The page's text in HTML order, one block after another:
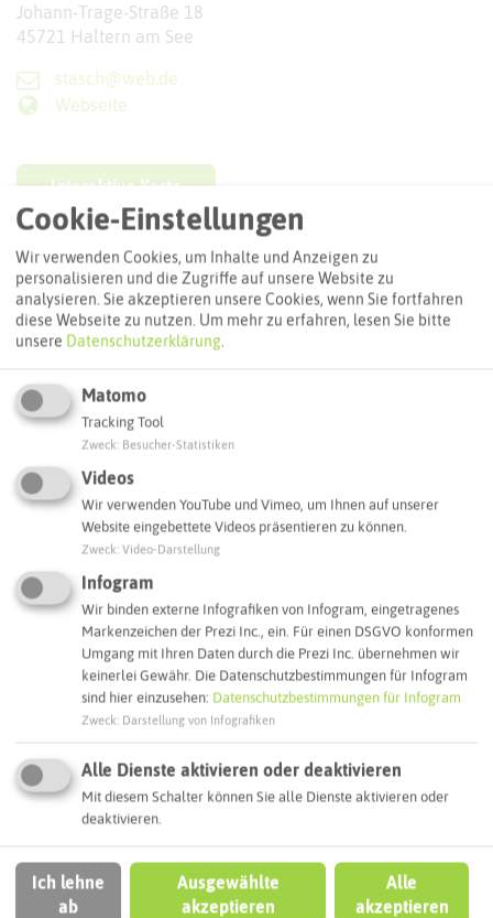
Johann-Trage-Straße 18
45721 Haltern am See
stasch@web.de
Webseite
Interaktive Karte
Routenplanung zum Ziel:
ÖPNV-Route finden
Autoroute finden
ATTRAKTIONEN IN DER UMGEBUNG
Was ihr hier noch erleben könnt
HALTERN AM SEE
Halterner Druckwerkstatt
Cookie-Einstellungen
Wir verwenden Cookies, um Inhalte und Anzeigen zu
personalisieren und die Zugriffe auf unsere Website zu
analysieren. Sie akzeptieren unsere Cookies, wenn Sie fortfahren
diese Webseite zu nutzen. Um mehr zu erfahren, lesen Sie bitte
unsere Datenschutzerklärung.
Matomo
Tracking Tool
Zweck Besucher-Statistiken
Videos
Wir verwenden YouTube und Vimeo, um Ihnen auf unserer
Website eingebettete Videos präsentieren zu können.
Zweck Video-Darstellung
Infogram
Wir binden externe Infografiken von Infogram, eingetragenes
Markenzeichen der Prezi Inc., ein. Für einen DSGVO konformen
Umgang mit Ihren Daten durch die Prezi Inc. übernehmen wir
keinerlei Gewähr. Die Datenschutzbestimmungen für Infogram
sind hier einzusehen: Datenschutzbestimmungen für Infogram
Zweck Darstellung von Infografiken
Alle Dienste aktivieren oder deaktivieren
Mit diesem Schalter können Sie alle Dienste aktivieren oder
deaktivieren.
Ich lehne
ab
Ausgewählte
akzeptieren
Alle
akzeptieren